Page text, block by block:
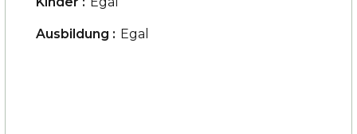
Ausbildung : Egal